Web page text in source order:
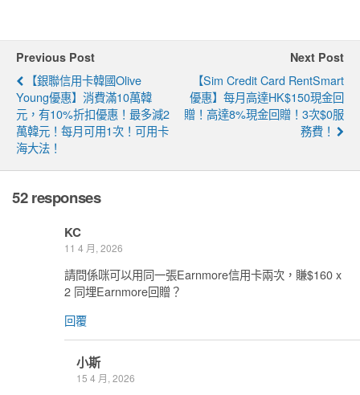
Previous Post
【銀聯信用卡韓國Olive
Young優惠】消費滿10萬韓
元，有10%折扣優惠！最多減2
萬韓元！每月可用1次！可用卡
海大法！
Next Post
【Sim Credit Card RentSmart
優惠】每月高達HK$150現金回
贈！高達8%現金回贈！3次$0服
務費！
52 responses
KC
11 4 月, 2026
請問係咪可以用同一張Earnmore信用卡兩次，賺$160 x
2 同埋Earnmore回贈？
回覆
小斯
15 4 月, 2026